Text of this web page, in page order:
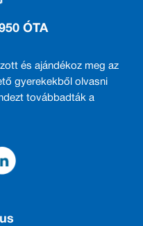
ÓTA
és ajándékoz meg az
gyerekekből olvasni
továbbadták a